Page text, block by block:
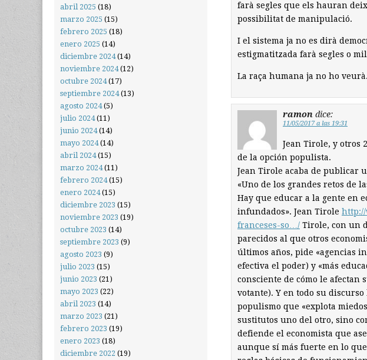
farà segles que els hauran
possibilitat de manipulació.
I el sistema ja no es dirà
estigmatitzada farà segles o
La raça humana ja no ho veurà.
ramon dice:
11/05/2017 a las 19:31
Jean Tirole, y otros
de la opción populista.
Jean Tirole acaba de publicar
«Uno de los grandes retos de
Hay que educar a la gente en
infundados». Jean Tirole
franceses-so…/ Tirole, con un
parecidos al que otros
últimos años, pide «agencias
efectiva el poder) y «más
consciente de cómo le afectan
votante). Y en todo su
populismo que «explota
sustitutos uno del otro, sino
defiende el economista que
aunque sí más fuerte en lo
abril 2025 (18)
marzo 2025 (15)
febrero 2025 (18)
enero 2025 (14)
diciembre 2024(14)
noviembre 2024(12)
octubre 2024(17)
septiembre 2024(13)
agosto 2024(5)
julio 2024(11)
junio 2024(14)
mayo 2024(14)
abril 2024(15)
marzo 2024(11)
febrero 2024(15)
enero 2024(15)
diciembre 2023 (15)
noviembre 2023 (19)
octubre 2023 (14)
septiembre 2023 (9)
agosto 2023 (9)
julio 2023 (15)
junio 2023 (21)
mayo 2023 (22)
abril 2023 (14)
marzo 2023 (21)
febrero 2023 (19)
enero 2023 (18)
diciembre 2022 (19)